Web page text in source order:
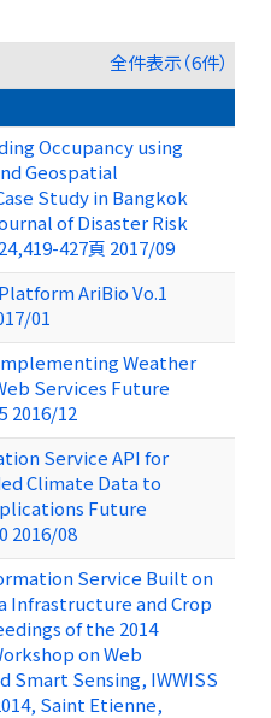
全件表示（6件）
Occupancy using
Geospatial
Study in Bangkok
of Disaster Risk
427頁 2017/09
AriBio Vo.1
01
Weather
Services Future
2016/12
Service API for
Climate Data to
Future
2016/08
Service Built on
Infrastructure and Crop
of the 2014
on Web
Smart Sensing, IWWISS
Saint Etienne,